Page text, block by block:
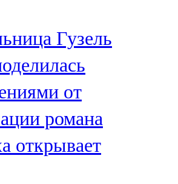
Гузель
от
романа
открывает